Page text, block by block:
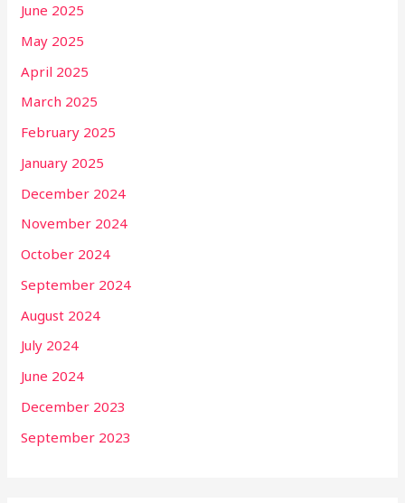
June 2025
May 2025
April 2025
March 2025
February 2025
January 2025
December 2024
November 2024
October 2024
September 2024
August 2024
July 2024
June 2024
December 2023
September 2023